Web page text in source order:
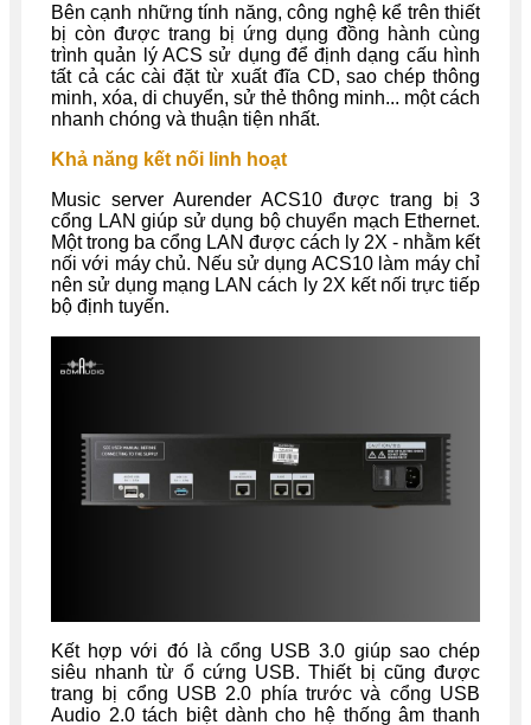
Bên cạnh những tính năng, công nghệ kể trên thiết
bị còn được trang bị ứng dụng đồng hành cùng
trình quản lý ACS sử dụng để định dạng cấu hình
tất cả các cài đặt từ xuất đĩa CD, sao chép thông
minh, xóa, di chuyển, sử thẻ thông minh... một cách
nhanh chóng và thuận tiện nhất.
Khả năng kết nối linh hoạt
Music server Aurender ACS10 được trang bị 3
cổng LAN giúp sử dụng bộ chuyển mạch Ethernet.
Một trong ba cổng LAN được cách ly 2X - nhằm kết
nối với máy chủ. Nếu sử dụng ACS10 làm máy chỉ
nên sử dụng mạng LAN cách ly 2X kết nối trực tiếp
bộ định tuyến.
Kết hợp với đó là cổng USB 3.0 giúp sao chép
siêu nhanh từ ổ cứng USB. Thiết bị cũng được
trang bị cổng USB 2.0 phía trước và cổng USB
Audio 2.0 tách biệt dành cho hệ thống âm thanh